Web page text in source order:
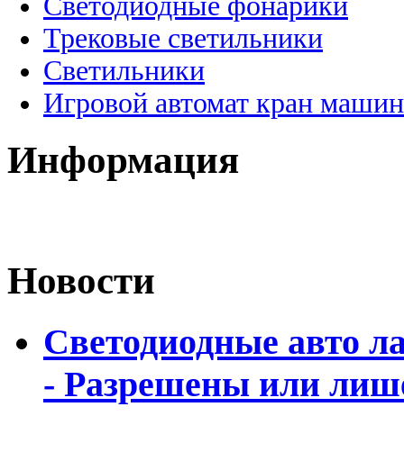
Трековые светильники
Светильники
Игровой автомат кран
Информация
Новости
Светодиодные авто
- Разрешены или